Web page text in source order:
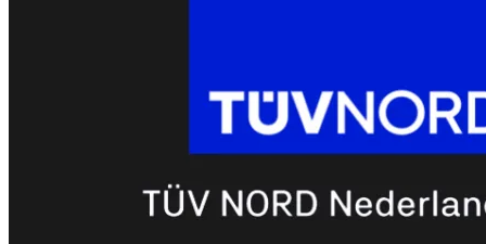
FortiGate
(FortiWiFi)